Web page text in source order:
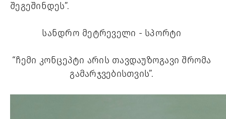
შეგეშინდეს”.
სანდრო მეტრეველი - სპორტი
“ჩემი კონცეპტი არის თავდაუზოგავი შრომა
გამარჯვებისთვის”.